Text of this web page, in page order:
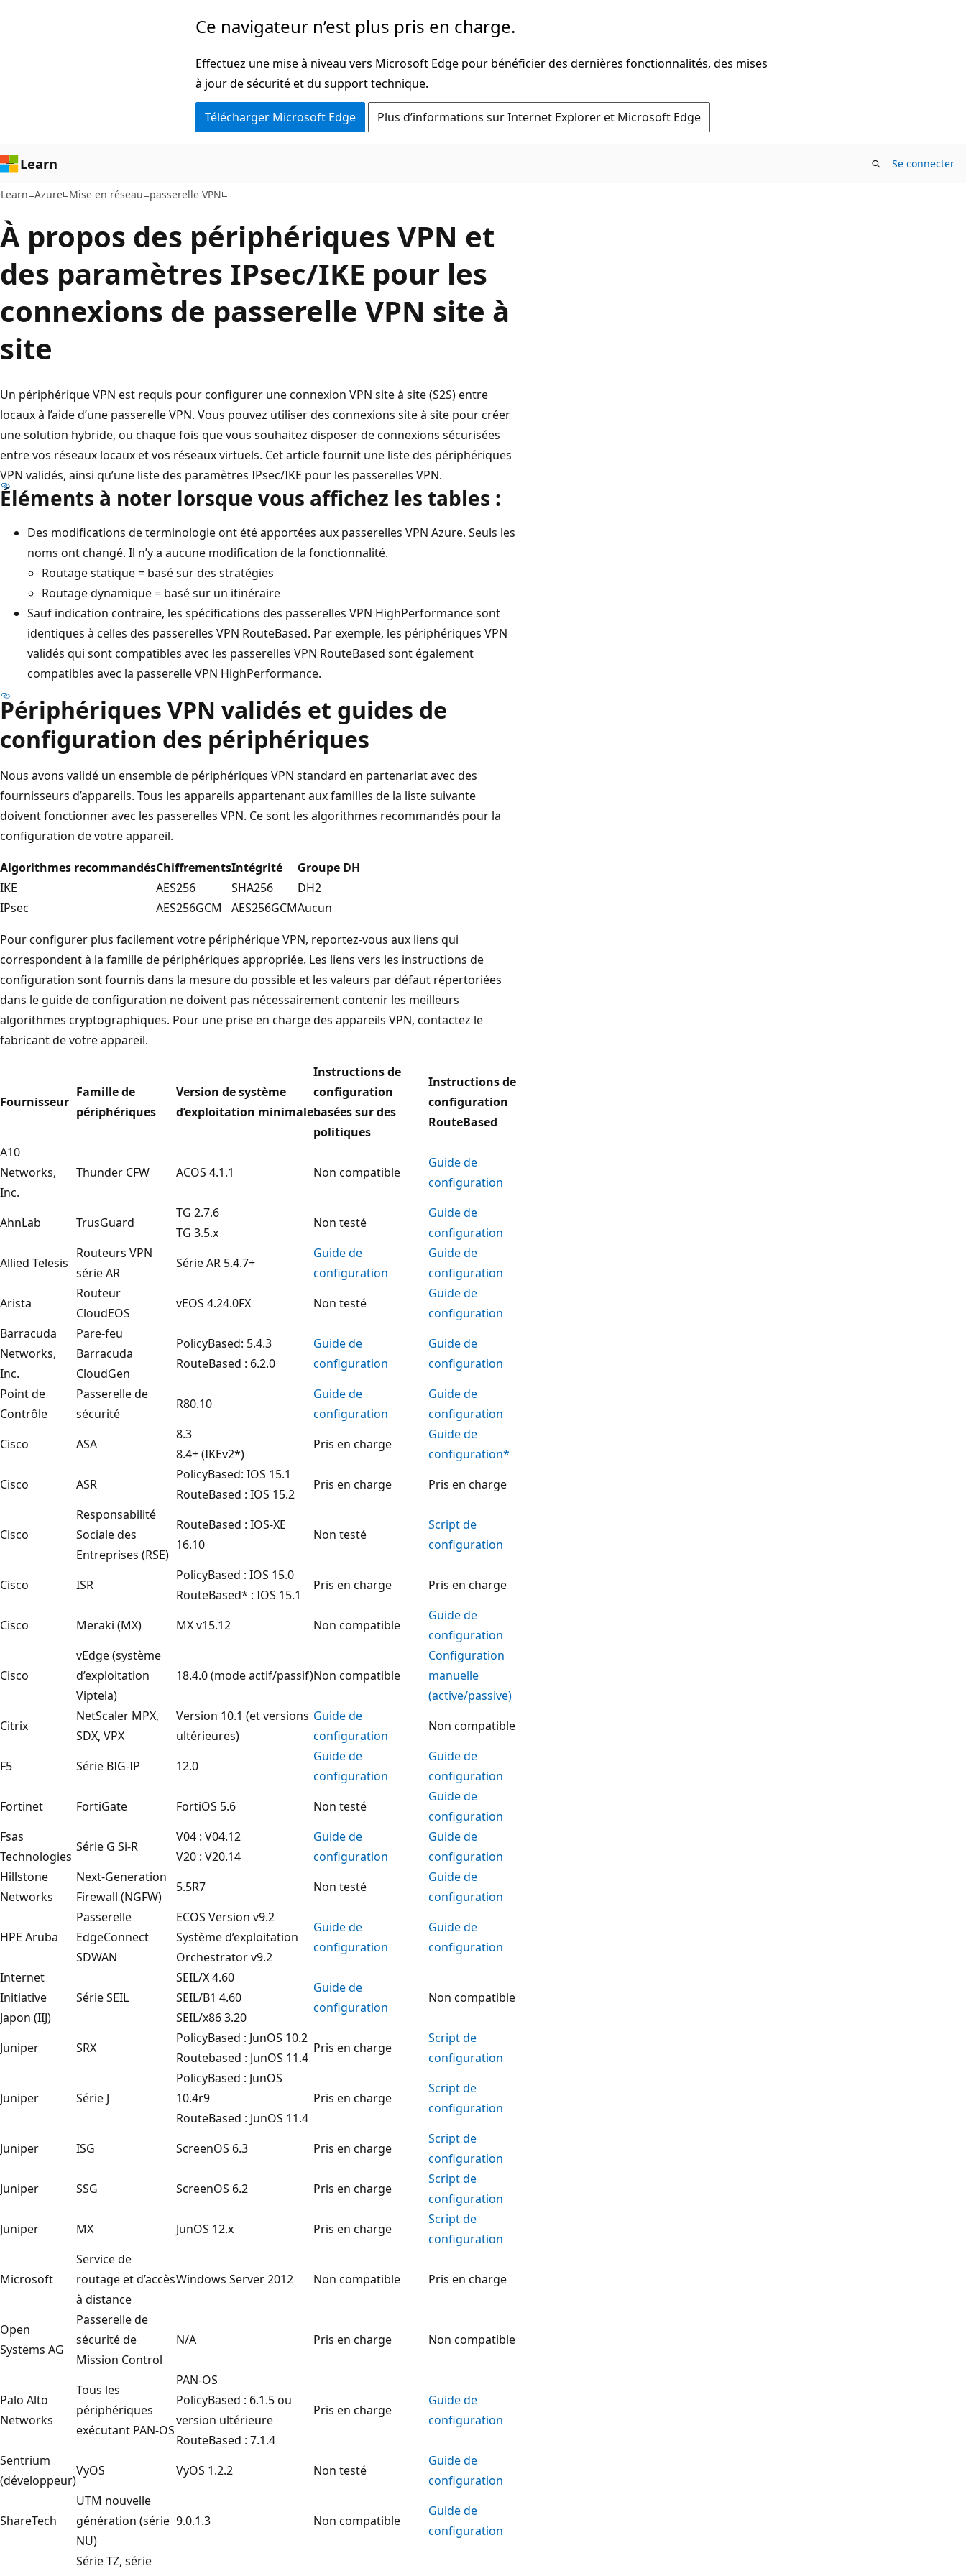
Ce navigateur n’est plus pris en charge.
Effectuez une mise à niveau vers Microsoft Edge pour bénéficier des dernières fonctionnalités, des mises
à jour de sécurité et du support technique.
Télécharger Microsoft Edge Plus d’informations sur Internet Explorer et Microsoft Edge
Learn Se connecter
Learn Azure Mise en réseau passerelle VPN
À propos des périphériques VPN et
des paramètres IPsec/IKE pour les
connexions de passerelle VPN site à
site
Un périphérique VPN est requis pour configurer une connexion VPN site à site (S2S) entre
locaux à l’aide d’une passerelle VPN. Vous pouvez utiliser des connexions site à site pour créer
une solution hybride, ou chaque fois que vous souhaitez disposer de connexions sécurisées
entre vos réseaux locaux et vos réseaux virtuels. Cet article fournit une liste des périphériques
VPN validés, ainsi qu’une liste des paramètres IPsec/IKE pour les passerelles VPN.
Éléments à noter lorsque vous affichez les tables :
Des modifications de terminologie ont été apportées aux passerelles VPN Azure. Seuls les
noms ont changé. Il n’y a aucune modification de la fonctionnalité.
Routage statique = basé sur des stratégies
Routage dynamique = basé sur un itinéraire
Sauf indication contraire, les spécifications des passerelles VPN HighPerformance sont
identiques à celles des passerelles VPN RouteBased. Par exemple, les périphériques VPN
validés qui sont compatibles avec les passerelles VPN RouteBased sont également
compatibles avec la passerelle VPN HighPerformance.
Périphériques VPN validés et guides de
configuration des périphériques
Nous avons validé un ensemble de périphériques VPN standard en partenariat avec des
fournisseurs d’appareils. Tous les appareils appartenant aux familles de la liste suivante
doivent fonctionner avec les passerelles VPN. Ce sont les algorithmes recommandés pour la
configuration de votre appareil.
Algorithmes recommandésChiffrementsIntégrité
Groupe DH
IKE
AES256 SHA256
DH2
IPsec
AES256GCM AES256GCMAucun
Pour configurer plus facilement votre périphérique VPN, reportez-vous aux liens qui
correspondent à la famille de périphériques appropriée. Les liens vers les instructions de
configuration sont fournis dans la mesure du possible et les valeurs par défaut répertoriées
dans le guide de configuration ne doivent pas nécessairement contenir les meilleurs
algorithmes cryptographiques. Pour une prise en charge des appareils VPN, contactez le
fabricant de votre appareil.
Fournisseur
Famille de
périphériques
Version de système
d’exploitation minimale
Instructions de
configuration
basées sur des
politiques
Instructions de
configuration
RouteBased
A10
Networks,
Inc.
Thunder CFW ACOS 4.1.1 Non compatible
Guide de
configuration
AhnLab TrusGuard
TG 2.7.6
TG 3.5.x
Non testé
Guide de
configuration
Allied Telesis
Routeurs VPN
série AR
Série AR 5.4.7+
Guide de
configuration
Guide de
configuration
Arista
Routeur
CloudEOS
vEOS 4.24.0FX Non testé
Guide de
configuration
Barracuda
Networks,
Inc.
Pare-feu
Barracuda
CloudGen
PolicyBased: 5.4.3
RouteBased : 6.2.0
Guide de
configuration
Guide de
configuration
Point de
Contrôle
Passerelle de
sécurité
R80.10
Guide de
configuration
Guide de
configuration
Cisco
ASA
8.3
8.4+ (IKEv2*)
Pris en charge
Guide de
configuration*
Cisco
ASR
PolicyBased: IOS 15.1
RouteBased : IOS 15.2
Pris en charge Pris en charge
Cisco
Responsabilité
Sociale des
Entreprises (RSE)
RouteBased : IOS-XE
16.10
Non testé
Script de
configuration
Cisco ISR
PolicyBased : IOS 15.0
RouteBased* : IOS 15.1
Pris en charge Pris en charge
Cisco Meraki (MX) MX v15.12 Non compatible
Guide de
configuration
Cisco
vEdge (système
d’exploitation
Viptela)
18.4.0 (mode actif/passif)Non compatible
Configuration
manuelle
(active/passive)
Citrix
NetScaler MPX,
SDX, VPX
Version 10.1 (et versions
ultérieures)
Guide de
configuration
Non compatible
F5 Série BIG-IP 12.0
Guide de
configuration
Guide de
configuration
Fortinet
FortiGate FortiOS 5.6 Non testé
Guide de
configuration
Fsas
Technologies
Série G Si-R
V04 : V04.12
V20 : V20.14
Guide de
configuration
Guide de
configuration
Hillstone
Networks
Next-Generation
Firewall (NGFW)
5.5R7 Non testé
Guide de
configuration
HPE Aruba
Passerelle
EdgeConnect
SDWAN
ECOS Version v9.2
Système d’exploitation
Orchestrator v9.2
Guide de
configuration
Guide de
configuration
Internet
Initiative
Japon (IIJ)
Série SEIL
SEIL/X 4.60
SEIL/B1 4.60
SEIL/x86 3.20
Guide de
configuration
Non compatible
Juniper SRX
PolicyBased : JunOS 10.2
Routebased : JunOS 11.4
Pris en charge
Script de
configuration
Juniper Série J
PolicyBased : JunOS
10.4r9
RouteBased : JunOS 11.4
Pris en charge
Script de
configuration
Juniper ISG ScreenOS 6.3 Pris en charge
Script de
configuration
Juniper
SSG ScreenOS 6.2 Pris en charge
Script de
configuration
Juniper
MX JunOS 12.x Pris en charge
Script de
configuration
Microsoft
Service de
routage et d’accès
à distance
Windows Server 2012 Non compatible Pris en charge
Open
Systems AG
Passerelle de
sécurité de
Mission Control
N/A Pris en charge Non compatible
Palo Alto
Networks
Tous les
périphériques
exécutant PAN-OS
PAN-OS
PolicyBased : 6.1.5 ou
version ultérieure
RouteBased : 7.1.4
Pris en charge
Guide de
configuration
Sentrium
(développeur)
VyOS VyOS 1.2.2 Non testé
Guide de
configuration
ShareTech
UTM nouvelle
génération (série
NU)
9.0.1.3 Non compatible
Guide de
configuration
Série TZ, série